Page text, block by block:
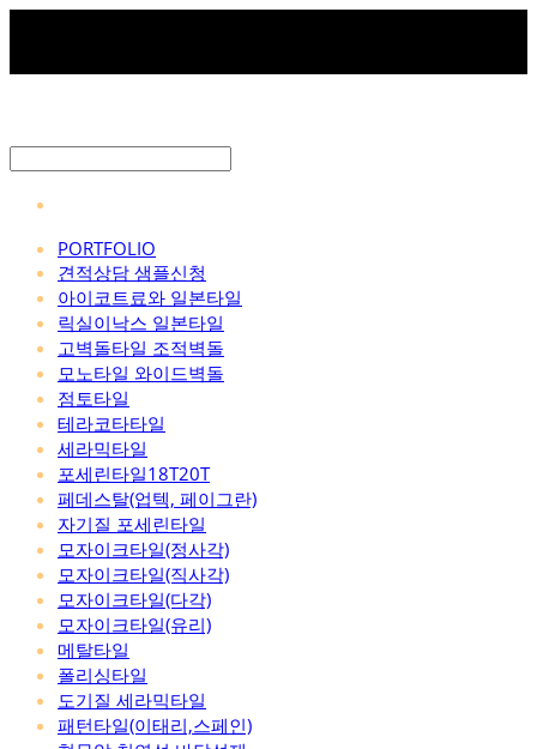
PORTFOLIO
견적상담 샘플신청
아이코트료와 일본타일
릭실이낙스 일본타일
고벽돌타일 조적벽돌
모노타일 와이드벽돌
점토타일
테라코타타일
세라믹타일
포세린타일18T20T
페데스탈(업텍, 페이그란)
자기질 포세린타일
모자이크타일(정사각)
모자이크타일(직사각)
모자이크타일(다각)
모자이크타일(유리)
메탈타일
폴리싱타일
도기질 세라믹타일
패턴타일(이태리,스페인)